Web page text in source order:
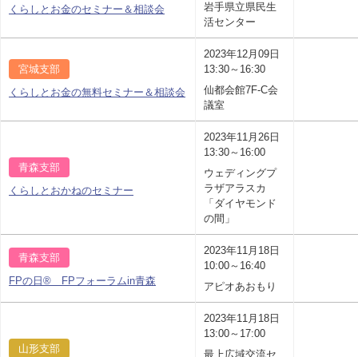
くらしとお金のセミナー＆相談会
岩手県立県民生
活センター
宮城支部
くらしとお金の無料セミナー＆相談会
2023年12月09日
13:30～16:30
仙都会館7F-C会
議室
青森支部
くらしとおかねのセミナー
2023年11月26日
13:30～16:00
ウェディングプ
ラザアラスカ
「ダイヤモンド
の間」
青森支部
FPの日® FPフォーラムin青森
2023年11月18日
10:00～16:40
アピオあおもり
山形支部
2023年11月18日
13:00～17:00
最上広域交流セ